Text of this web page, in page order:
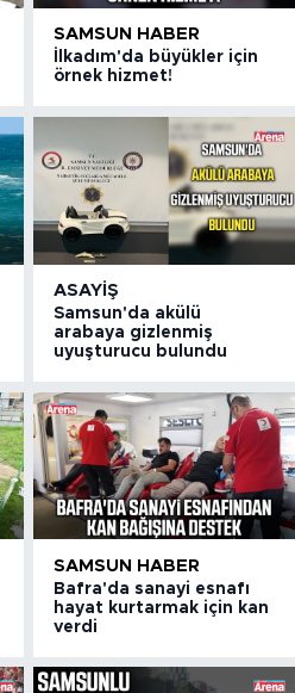
SAMSUN HABER
İlkadım'da büyükler için
örnek hizmet!
ASAYIŞ
Samsun'da akülü
arabaya gizlenmiş
uyuşturucu bulundu
SAMSUN HABER
Bafra'da sanayi esnafı
hayat kurtarmak için kan
verdi